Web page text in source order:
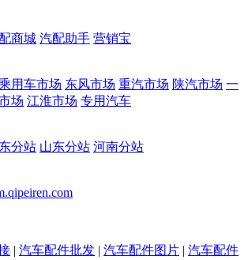
商城 汽配助手 营销宝
用车市场 东风市场 重汽市场 陕汽市场 一
场 江淮市场 专用汽车
分站 山东分站 河南分站
| 汽车配件批发 | 汽车配件图片 | 汽车配件